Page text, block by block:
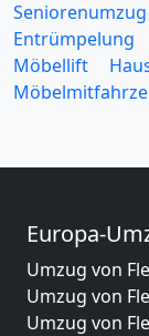
Seniorenumzug
Entrümpelung
Möbellift
Europa-
Umzug von
Umzug von
Umzug von